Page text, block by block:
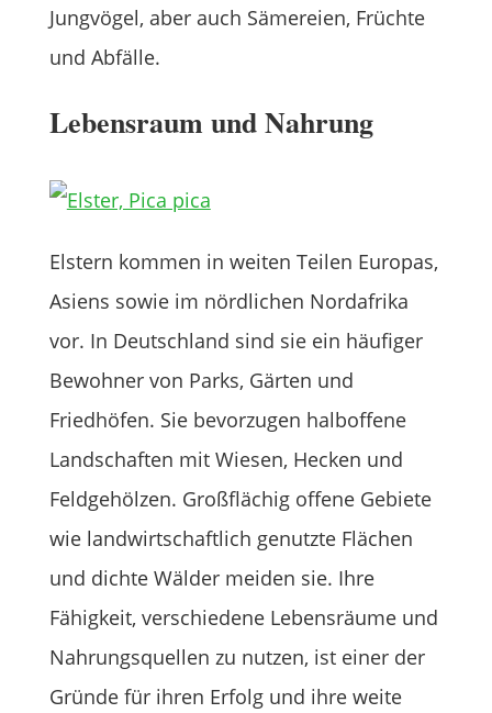
Jungvögel, aber auch Sämereien, Früchte
und Abfälle.
Lebensraum und Nahrung
Elstern kommen in weiten Teilen Europas,
Asiens sowie im nördlichen Nordafrika
vor. In Deutschland sind sie ein häufiger
Bewohner von Parks, Gärten und
Friedhöfen. Sie bevorzugen halboffene
Landschaften mit Wiesen, Hecken und
Feldgehölzen. Großflächig offene Gebiete
wie landwirtschaftlich genutzte Flächen
und dichte Wälder meiden sie. Ihre
Fähigkeit, verschiedene Lebensräume und
Nahrungsquellen zu nutzen, ist einer der
Gründe für ihren Erfolg und ihre weite